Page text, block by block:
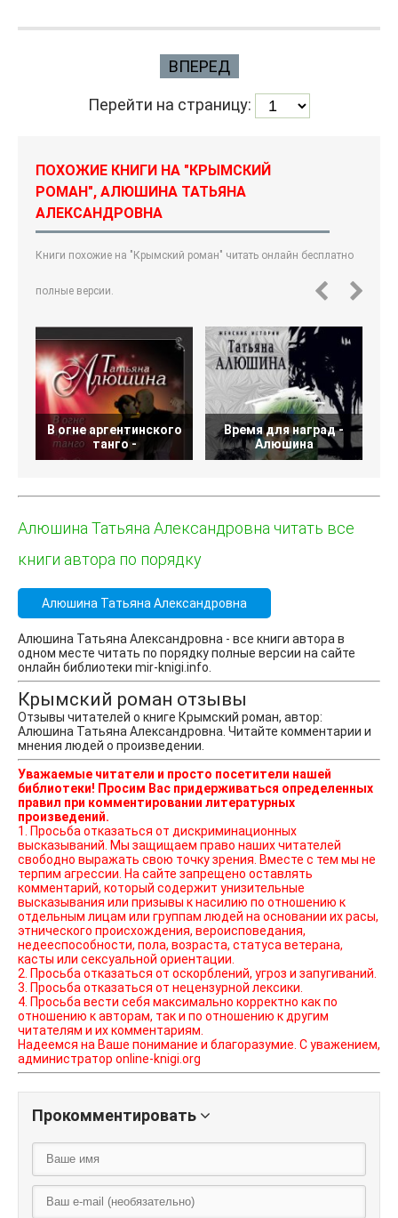
ВПЕРЕД
Перейти на страницу:
ПОХОЖИЕ КНИГИ НА "КРЫМСКИЙ
РОМАН", АЛЮШИНА ТАТЬЯНА
АЛЕКСАНДРОВНА
Книги похожие на "Крымский роман" читать онлайн бесплатно
полные версии.
В огне аргентинского
танго -
Время для наград -
Алюшина
Алюшина Татьяна Александровна читать все
книги автора по порядку
Алюшина Татьяна Александровна
Алюшина Татьяна Александровна - все книги автора в
одном месте читать по порядку полные версии на сайте
онлайн библиотеки mir-knigi.info.
Крымский роман отзывы
Отзывы читателей о книге Крымский роман, автор:
Алюшина Татьяна Александровна. Читайте комментарии и
мнения людей о произведении.
Уважаемые читатели и просто посетители нашей
библиотеки! Просим Вас придерживаться определенных
правил при комментировании литературных
произведений.
1. Просьба отказаться от дискриминационных
высказываний. Мы защищаем право наших читателей
свободно выражать свою точку зрения. Вместе с тем мы не
терпим агрессии. На сайте запрещено оставлять
комментарий, который содержит унизительные
высказывания или призывы к насилию по отношению к
отдельным лицам или группам людей на основании их расы,
этнического происхождения, вероисповедания,
недееспособности, пола, возраста, статуса ветерана,
касты или сексуальной ориентации.
2. Просьба отказаться от оскорблений, угроз и запугиваний.
3. Просьба отказаться от нецензурной лексики.
4. Просьба вести себя максимально корректно как по
отношению к авторам, так и по отношению к другим
читателям и их комментариям.
Надеемся на Ваше понимание и благоразумие. С уважением,
администратор online-knigi.org
Прокомментировать